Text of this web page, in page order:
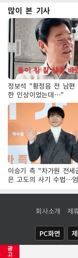
광
고
많이 본 기사
정보석 "황정음 전 남편
한 인상이었는데…"
이승기 측 "차가원 전세
은 고도의 사기 수법…
회사소개 제
PC화면